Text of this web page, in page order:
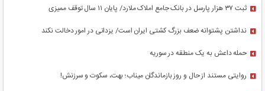
ثبت ۳۷ هزار پارسل در بانک جامع املاک ملارد/ پایان ۱۱ سال توقف ممیزی
نداشتن پشتوانه ضعف بزرگ کشتی ایران است/ یزدانی در امور دخالت نکند
حمله داعش به یک منطقه در سوریه
روایتی مستند از حال و روز بازماندگان میناب؛ بهت، سکوت و سرزنش!